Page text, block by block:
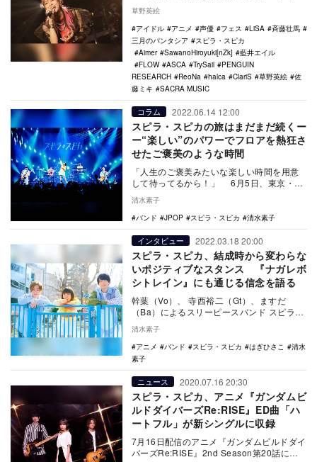
草野英絵
アイドル
アニメ 声優 フェス LiSA
斉藤壮馬
三月のパンタシア
スピラ・スピカ
Aimer
SawanoHiroyuki[nZk]
藍井エイル
FLOW
ASCA TrySail
PENGUIN
RESEARCH
ReoNa halca ClariS 草野英絵
佐
藤ミキ
SACRA MUSIC
コラム 2022.06.14 12:00
スピラ・スピカの旅はまだまだ続くー
ー“楽しい”のパワーでフロアを熱狂さ
せたご褒美のような時間
「人生のご褒美みたいな楽しい時間を用意
して待ってるから！」 6月5日、東京・
清水素子
バンド
JPOP スピラ・スピカ 清水素子
インタビュー 2022.03.18 20:00
スピラ・スピカ、結成時から変わらな
いポジティブなスタンス 『ナガレボ
シトレイン』にも通じる信念を語る
幹葉（Vo）、 寺西裕二（Gt）、ますだ
（Ba）によるスリーピースバンド スピラ・
着せ…
清水素子
アニメ
バンド スピラ・スピカ はぎひさこ
清水
素子
ニュース 2020.07.16 20:30
スピラ・スピカ、アニメ『ガンダムビ
ルドダイバーズRe:RISE』ED曲「ハ
ートフル」が新シングルに収録
7月16日配信のアニメ『ガンダムビルドダイ
バーズRe:RISE』2nd Season第20話に